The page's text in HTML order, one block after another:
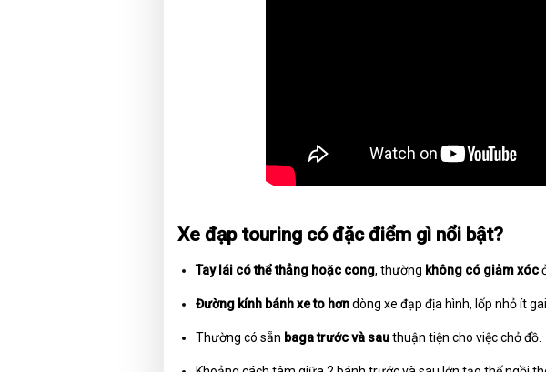
Xe đạp touring có đặc điểm gì nổi bật?
Tay lái có thể thẳng hoặc cong, thường không có giảm xóc
Đường kính bánh xe to hơndòng xe đạp địa hình, lốp nhỏ ít
Thường có sẵn baga trước và sauthuận tiện cho việc chở đồ.